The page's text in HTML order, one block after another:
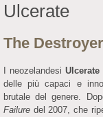
Ulcerate
The
I neozelandesiUlcerate
delle più capaci e
brutale del genere.
Failure del 2007, che